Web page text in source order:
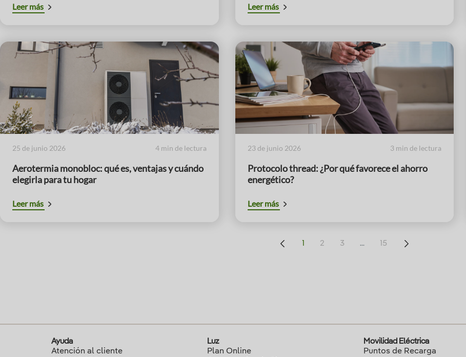
Leer más Leer más
25 de junio 2026 4 min de lectura
Aerotermia monobloc: qué es, ventajas y cuándo
elegirla para tu hogar
Leer más
23 de junio 2026 3 min de lectura
Protocolo thread: ¿Por qué favorece el ahorro
energético?
Leer más
1 2 3 ... 15
Ayuda
Atención al cliente
Luz
Plan Online
Movilidad Eléctrica
Puntos de Recarga